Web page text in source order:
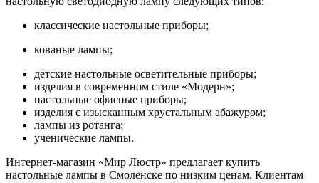
классические настольные приборы;
кованые лампы;
детские настольные осветительные приборы;
изделия в современном стиле «Модерн»;
настольные офисные приборы;
изделия с изысканным хрустальным абажуром;
лампы из ротанга;
ученические лампы.
Интернет-магазин «Мир Люстр» предлагает купить
настольные лампы в Смоленске по низким ценам. Клиентам